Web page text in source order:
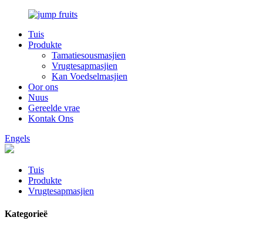
Tuis
Produkte
Tamatiesousmasjien
Vrugtesapmasjien
Kan Voedselmasjien
Oor ons
Nuus
Gereelde vrae
Kontak Ons
Engels
Tuis
Produkte
Vrugtesapmasjien
Kategorieë